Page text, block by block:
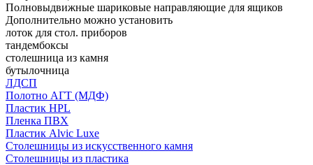
Полновыдвижные шариковые направляющие для ящиков
Дополнительно можно установить
лоток для стол. приборов
тандембоксы
столешница из камня
бутылочница
ЛДСП
Полотно АГТ (МДФ)
Пластик HPL
Пленка ПВХ
Пластик Alvic Luxe
Столешницы из искусственного камня
Столешницы из пластика